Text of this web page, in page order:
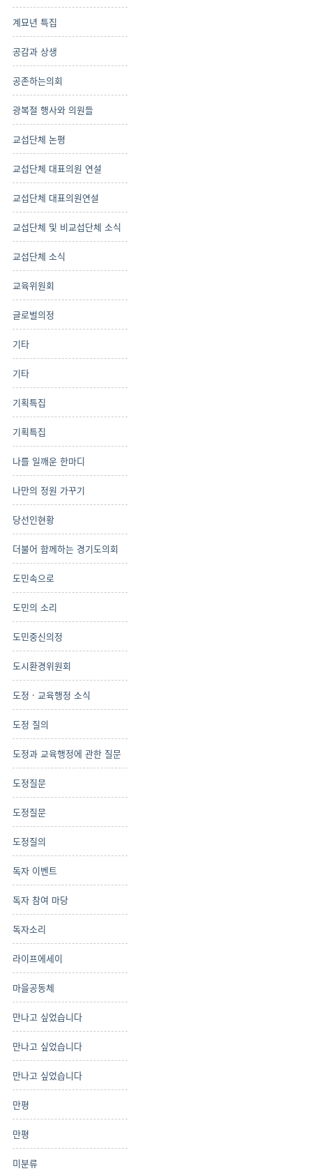
계묘년 특집
공감과 상생
공존하는의회
광복절 행사와 의원들
교섭단체 논평
교섭단체 대표의원 연설
교섭단체 대표의원연설
교섭단체 및 비교섭단체 소식
교섭단체 소식
교육위원회
글로벌의정
기타
기타
기획특집
기획특집
나를 일깨운 한마디
나만의 정원 가꾸기
당선인현황
더불어 함께하는 경기도의회
도민속으로
도민의 소리
도민중신의정
도시환경위원회
도정 · 교육행정 소식
도정 질의
도정과 교육행정에 관한 질문
도정질문
도정질문
도정질의
독자 이벤트
독자 참여 마당
독자소리
라이프에세이
마을공동체
만나고 싶었습니다
만나고 싶었습니다
만나고 싶었습니다
만평
만평
미분류